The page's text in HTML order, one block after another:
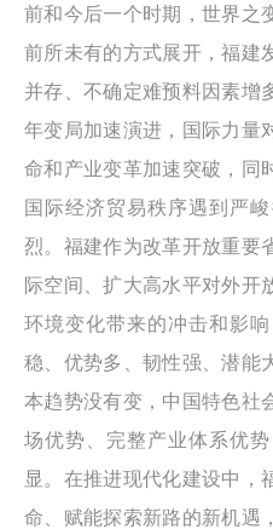
前和今后一个时期，世界之
前所未有的方式展开，福建
并存、不确定难预料因素增
年变局加速演进，国际力量
命和产业变革加速突破，同
国际经济贸易秩序遇到严
烈。福建作为改革开放重要
际空间、扩大高水平对外开
环境变化带来的冲击和影
稳、优势多、韧性强、潜能
本趋势没有变，中国特色社
场优势、完整产业体系优
显。在推进现代化建设中，
命、赋能探索新路的新机遇